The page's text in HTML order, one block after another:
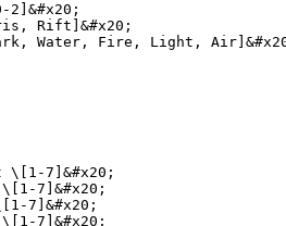
Rift]&#x20;
Water, Fire, Light,
\[1-7]&#x20;
7]&#x20;
7]&#x20;
7]&#x20;